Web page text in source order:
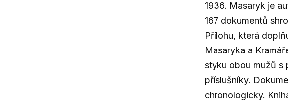
1936. Masaryk je
167 dokumentů
Přílohu, která
Masaryka a
styku obou mužů s
příslušníky.
chronologicky.